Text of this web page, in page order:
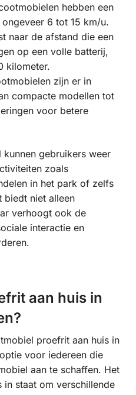
hebben een
6 tot 15 km/u.
naar de afstand die een
op een volle batterij,
kilometer.
zijn er in
compacte modellen tot
voor betere
gebruikers weer
zoals
in het park of zelfs
biedt niet alleen
verhoogt ook de
interactie en
aan huis in
proefrit aan huis in
voor iedereen die
aan te schaffen. Het
in staat om verschillende